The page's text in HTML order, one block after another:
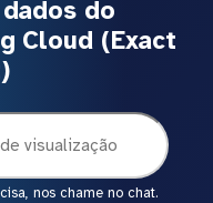
do
Cloud (Exact
nos chame no chat.